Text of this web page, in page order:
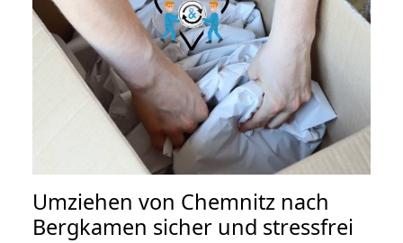
Umziehen von Chemnitz nach
Bergkamen sicher und stressfrei